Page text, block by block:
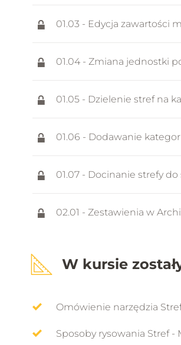
01.03 - Edycja zawartości
01.04 - Zmiana jednostki
01.05 - Dzielenie stref na
01.06 - Dodawanie
01.07 - Docinanie strefy do
02.01 - Zestawienia w
W kursie
Omówienie narzędzia
Sposoby rysowania Stref